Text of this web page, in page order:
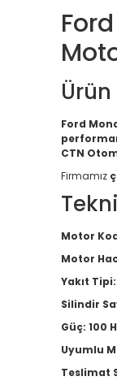
Ürün
Ford
CTN
Firmamız
Motor
Motor
Yakıt Tipi:
Silindir
Güç: 100
Uyumlu
Teslimat